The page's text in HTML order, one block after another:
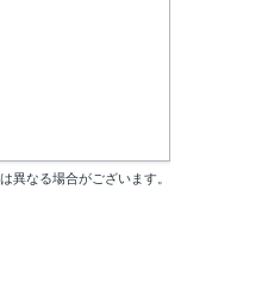
異なる場合がございます。